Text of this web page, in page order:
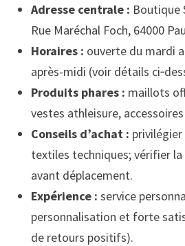
Adresse centrale : Boutique
Rue Maréchal Foch, 64000
Horaires : ouverte du mardi
après-midi (voir détails
Produits phares : maillots
vestes athleisure,
Conseils d’achat : privilégier
textiles techniques; vérifier
avant déplacement.
Expérience : service
personnalisation et forte
de retours positifs).